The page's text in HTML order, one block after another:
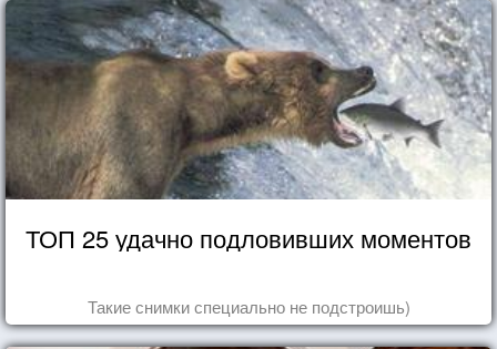
ТОП 25 удачно подловивших моментов
Такие снимки специально не подстроишь)